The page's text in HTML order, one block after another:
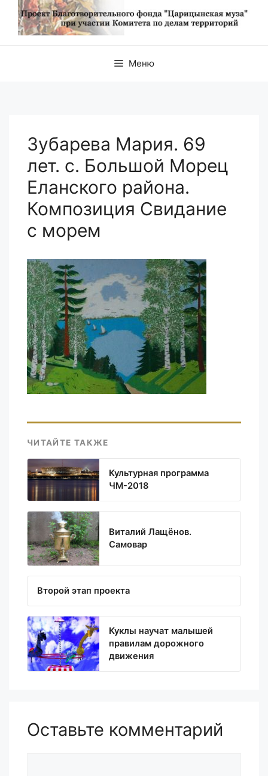
Меню
Зубарева Мария. 69
лет. с. Большой Морец
Еланского района.
Композиция Свидание
с морем
ЧИТАЙТЕ ТАКЖЕ
Культурная программа
ЧМ-2018
Виталий Лащёнов.
Самовар
Второй этап проекта
Куклы научат малышей
правилам дорожного
движения
Оставьте комментарий